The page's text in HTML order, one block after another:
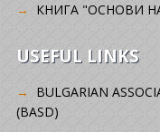
КНИГА "ОСНОВИ
USEFUL LINKS
BULGARIAN
(BASD)